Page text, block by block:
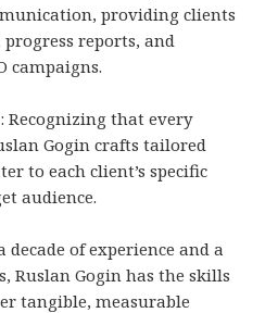
providing clients
reports, and
campaigns.
Recognizing that every
Gogin crafts tailored
to each client’s specific
audience.
of experience and a
Ruslan Gogin has the skills
tangible, measurable